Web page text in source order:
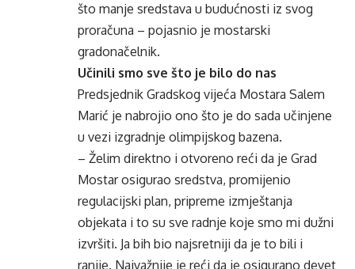
što manje sredstava u budućnosti iz svog
proračuna – pojasnio je mostarski
gradonačelnik.
Učinili smo sve što je bilo do nas
Predsjednik Gradskog vijeća Mostara Salem
Marić je nabrojio ono što je do sada učinjene
u vezi izgradnje olimpijskog bazena.
– Želim direktno i otvoreno reći da je Grad
Mostar osigurao sredstva, promijenio
regulacijski plan, pripreme izmještanja
objekata i to su sve radnje koje smo mi dužni
izvršiti. Ja bih bio najsretniji da je to bili i
ranije. Najvažnije je reći da je osigurano devet